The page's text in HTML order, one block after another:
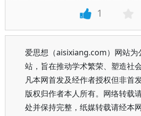
1
爱思想（aisixiang.com）网站为
站，旨在推动学术繁荣、塑造社会
凡本网首发及经作者授权但非首
版权归作者本人所有。网络转载
处并保持完整，纸媒转载请经本